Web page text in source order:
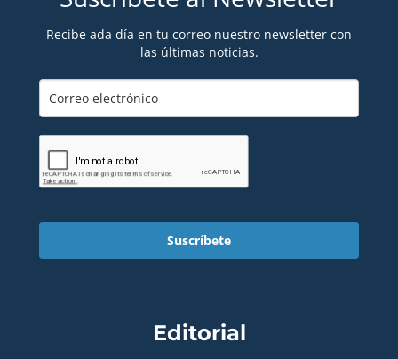
Recibe ada día en tu correo nuestro newsletter con
las últimas noticias.
Suscríbete
Editorial